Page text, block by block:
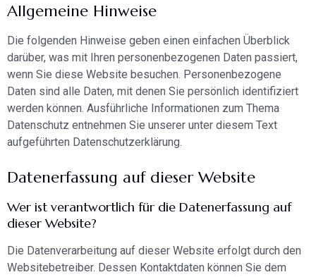
Allgemeine Hinweise
Die folgenden Hinweise geben einen einfachen Überblick
darüber, was mit Ihren personenbezogenen Daten passiert,
wenn Sie diese Website besuchen. Personenbezogene
Daten sind alle Daten, mit denen Sie persönlich identifiziert
werden können. Ausführliche Informationen zum Thema
Datenschutz entnehmen Sie unserer unter diesem Text
aufgeführten Datenschutzerklärung.
Datenerfassung auf dieser Website
Wer ist verantwortlich für die Datenerfassung auf
dieser Website?
Die Datenverarbeitung auf dieser Website erfolgt durch den
Websitebetreiber. Dessen Kontaktdaten können Sie dem